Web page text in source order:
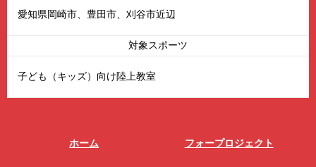
愛知県岡崎市、豊田市、刈谷市近辺
対象スポーツ
子ども（キッズ）向け陸上教室
ホーム フォープロジェクト